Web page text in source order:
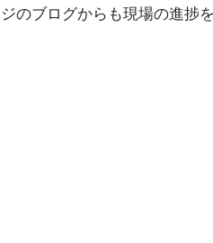
のブログからも現場の進捗